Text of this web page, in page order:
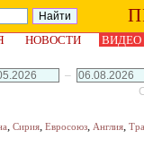
НОВОСТИ ВИДЕО
–
, Сирия, Евросоюз, Англия,